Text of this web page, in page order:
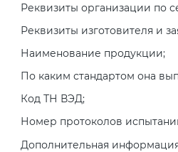
Реквизиты организации по
Реквизиты изготовителя и
Наименование продукции;
По каким стандартом она
Код ТН ВЭД;
Номер протоколов
Дополнительная